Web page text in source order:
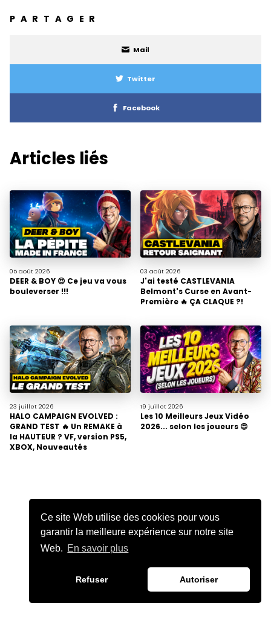
Ce site Web utilise des cookies pour vous
garantir la meilleure expérience sur notre site
Web. En savoir plus
Refuser Autoriser
PARTAGER
Mail
Twitter
Facebook
Articles liés
05 août 2026
DEER & BOY 😍 Ce jeu va vous
bouleverser !!!
03 août 2026
J'ai testé CASTLEVANIA
Belmont's Curse en Avant-
Première 🔥 ÇA CLAQUE ?!
23 juillet 2026
HALO CAMPAIGN EVOLVED :
GRAND TEST 🔥 Un REMAKE à
la HAUTEUR ? VF, version PS5,
XBOX, Nouveautés
19 juillet 2026
Les 10 Meilleurs Jeux Vidéo
2026... selon les joueurs 😍